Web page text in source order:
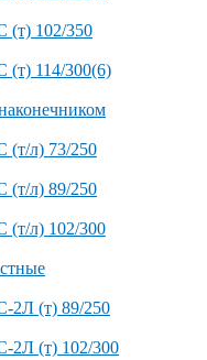
(т) 102/350
(т) 114/300(6)
(т/л) 73/250
(т/л) 89/250
(т/л) 102/300
2Л (т) 89/250
2Л (т) 102/300